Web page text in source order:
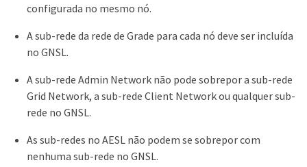
configurada no mesmo nó.
A sub-rede da rede de Grade para cada nó deve ser incluída
no GNSL.
A sub-rede Admin Network não pode sobrepor a sub-rede
Grid Network, a sub-rede Client Network ou qualquer sub-
rede no GNSL.
As sub-redes no AESL não podem se sobrepor com
nenhuma sub-rede no GNSL.